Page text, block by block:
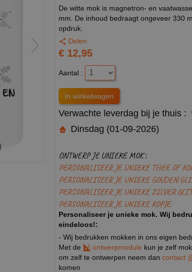
De witte mok is magnetron- en
mm. De inhoud bedraagt ongeveer 330
opdruk.
Delen
€ 12,95
Aantal :
Verwachte leverdag bij je thuis :
Dinsdag (01-09-2026)
ONTWERP JE UNIEKE MOK :
PERSONALISEER JE UNIEKE THEE OF
PERSONALISEER JE UNIEKE GOUDEN
PERSONALISEER JE UNIEKE ZILVER
PERSONALISEER JE UNIEKE KOPJE
Personaliseer je unieke mok. Wij
eindeloos!:
- Wij bedrukken mokken in ons eigen
Met de
ontwerpmodule kun je zelf
om zelf te ontwerpen neem dan contact
komen